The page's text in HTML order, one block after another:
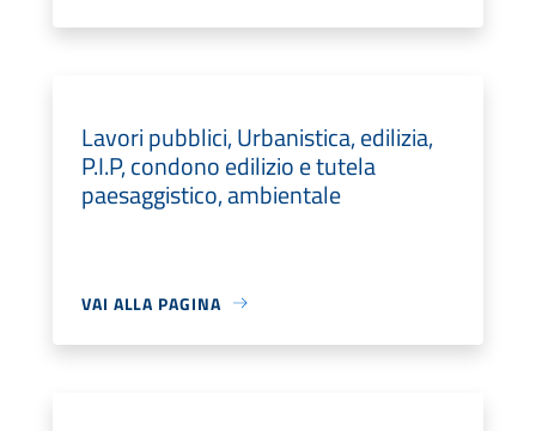
Lavori pubblici, Urbanistica, edilizia,
P.I.P, condono edilizio e tutela
paesaggistico, ambientale
VAI ALLA PAGINA